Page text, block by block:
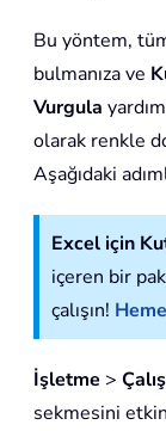
Bu yöntem,
bulmanıza ve
Vurgula
olarak renkle
Aşağıdaki
Excel için
içeren bir
çalışın!
İşletme >
sekmesini